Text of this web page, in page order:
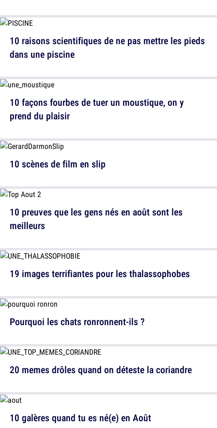
10 façons fourbes de tuer un moustique, on y
prend du plaisir
10 preuves que les gens nés en août sont les
meilleurs
Pourquoi les chats ronronnent-ils ?
10 galères quand tu es né(e) en Août
10 raisons scientifiques de ne pas mettre les pieds
dans une piscine
10 scènes de film en slip
19 images terrifiantes pour les thalassophobes
20 memes drôles quand on déteste la coriandre